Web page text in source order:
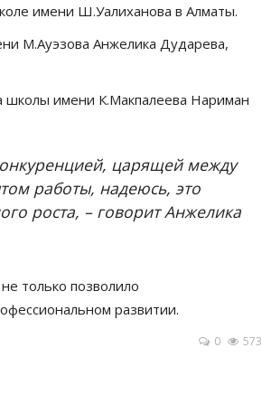
имени Ш.Уалиханова в Алматы.
М.Ауэзова Анжелика Дударева,
школы имени К.Макпалеева Нариман
царящей между
работы, надеюсь, это
роста, – говорит Анжелика
только позволило
развитии.
0 573